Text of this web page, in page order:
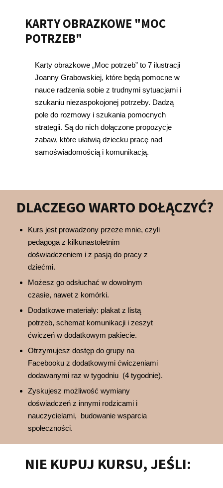
KARTY OBRAZKOWE "MOC
POTRZEB"
Karty obrazkowe „Moc potrzeb” to 7 ilustracji
Joanny Grabowskiej, które będą pomocne w
nauce radzenia sobie z trudnymi sytuacjami i
szukaniu niezaspokojonej potrzeby. Dadzą
pole do rozmowy i szukania pomocnych
strategii. Są do nich dołączone propozycje
zabaw, które ułatwią dziecku pracę nad
samoświadomością i komunikacją.
DLACZEGO WARTO DOŁĄCZYĆ?
Kurs jest prowadzony przeze mnie, czyli
pedagoga z kilkunastoletnim
doświadczeniem i z pasją do pracy z
dziećmi.
Możesz go odsłuchać w dowolnym
czasie, nawet z komórki.
Dodatkowe materiały: plakat z listą
potrzeb, schemat komunikacji i zeszyt
ćwiczeń w dodatkowym pakiecie.
Otrzymujesz dostęp do grupy na
Facebooku z dodatkowymi ćwiczeniami
dodawanymi raz w tygodniu (4 tygodnie).
Zyskujesz możliwość wymiany
doświadczeń z innymi rodzicami i
nauczycielami, budowanie wsparcia
społeczności.
NIE KUPUJ KURSU, JEŚLI: